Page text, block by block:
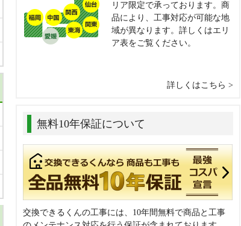
リア限定で承っております。商
品により、工事対応が可能な地
域が異なります。詳しくはエリ
ア表をご覧ください。
詳しくはこちら
無料10年保証について
交換できるくんの工事には、10年間無料で商品と工事